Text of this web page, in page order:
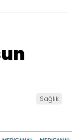
Sağlık